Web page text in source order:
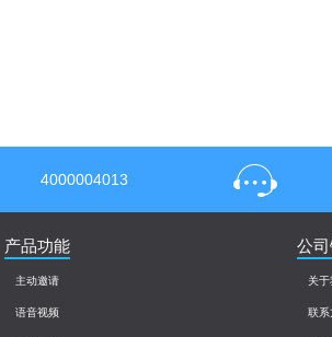
4000004013
产品功能
主动邀请
语音视频
公
关于
联系